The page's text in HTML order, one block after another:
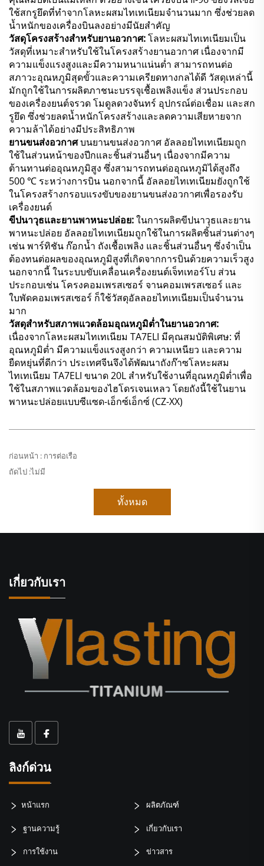
ใช้สกรูยึดที่ทำจากโลหะผสมไทเทเนียมจำนวนมาก ซึ่งช่วยลด
น้ำหนักของเครื่องบินลงอย่างมีนัยสำคัญ
วัสดุโครงสร้างสำหรับยานอวกาศ:โลหะผสมไทเทเนียมเป็น
วัสดุที่เหมาะสำหรับใช้ในโครงสร้างยานอวกาศ เนื่องจากมี
ความแข็งแรงสูงและมีความหนาแน่นต่ำ สามารถทนต่อ
สภาวะอุณหภูมิสุดขั้วและความเครียดทางกลได้ดี วัสดุเหล่านี้
มักถูกใช้ในการผลิตภาชนะบรรจุเชื้อเพลิงแข็ง ส่วนประกอบ
ของเครื่องยนต์จรวด โมดูลดวงจันทร์ อุปกรณ์ต่อเชื่อม และสก
รูยึด ซึ่งช่วยลดน้ำหนักโครงสร้างและลดความเสียหายจาก
ความล้าได้อย่างมีประสิทธิภาพ
ยานขนส่งอวกาศบนยานขนส่งอวกาศ อัลลอยไทเทเนียมถูก
ใช้ในส่วนหน้าของปีกและชิ้นส่วนอื่นๆ เนื่องจากมีความ
ต้านทานต่ออุณหภูมิสูง ซึ่งสามารถทนต่ออุณหภูมิได้สูงถึง
500 ℃ ระหว่างการบิน นอกจากนี้ อัลลอยไทเทเนียมยังถูกใช้
ในโครงสร้างกรอบแรงขับของยานขนส่งอวกาศเพื่อรองรับ
เครื่องยนต์
ขีปนาวุธและยานพาหนะปล่อย:ในการผลิตขีปนาวุธและยาน
พาหนะปล่อย อัลลอยไทเทเนียมถูกใช้ในการผลิตชิ้นส่วนต่างๆ
เช่น พาร์ทิชัน ก๊อกน้ำ ถังเชื้อเพลิง และชิ้นส่วนอื่นๆ ซึ่งจำเป็น
ต้องทนต่อผลของอุณหภูมิสูงที่เกิดจากการบินด้วยความเร็วสูง
นอกจากนี้ ในระบบขับเคลื่อนเครื่องยนต์เจ็ทเทอร์โบ ส่วน
ประกอบเช่น โครงคอมเพรสเซอร์ จานคอมเพรสเซอร์ และ
ใบพัดคอมเพรสเซอร์ ก็ใช้วัสดุอัลลอยไทเทเนียมเป็นจำนวน
มาก
วัสดุสำหรับสภาพแวดล้อมอุณหภูมิต่ำในยานอวกาศ:
เนื่องจากโลหะผสมไทเทเนียม TA7ELI มีคุณสมบัติพิเศษ: ที่
อุณหภูมิต่ำ มีความแข็งแรงสูงกว่า ความเหนียว และความ
ยืดหยุ่นที่ดีกว่า ประเทศจีนจึงได้พัฒนาถังก๊าซโลหะผสม
ไทเทเนียม TA7ELI ขนาด 20L สำหรับใช้งานที่อุณหภูมิต่ำเพื่อ
ใช้ในสภาพแวดล้อมของไฮโดรเจนเหลว โดยถังนี้ใช้ในยาน
พาหนะปล่อยแบบซีแซด-เอ็กซ์เอ็กซ์ (CZ-XX)
ก่อนหน้า : การต่อเรือ
ถัดไป :ไม่มี
ทั้งหมด
เกี่ยวกับเรา
ลิงก์ด่วน
หน้าแรก ผลิตภัณฑ์
ฐานความรู้ เกี่ยวกับเรา
การใช้งาน ข่าวสาร